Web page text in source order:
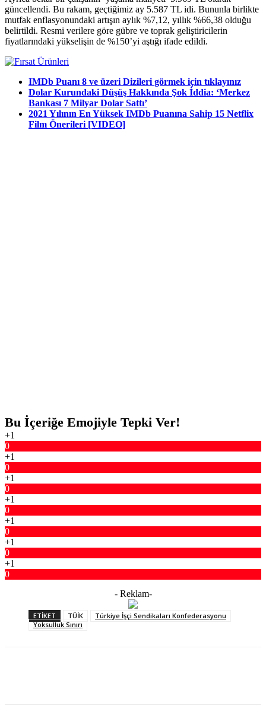
güncellendi. Bu rakam, geçtiğimiz ay 5.587 TL idi. Bununla birlikte
mutfak enflasyonundaki artışın aylık %7,12, yıllık %66,38 olduğu
belirtildi. Resmi verilere göre gübre ve toprak geliştiricilerin
fiyatlarındaki yükselişin de %150’yi aştığı ifade edildi.
IMDb Puanı 8 ve üzeri Dizileri görmek için tıklayınız
Dolar Kurundaki Düşüş Hakkında Şok İddia: ‘Merkez
Bankası 7 Milyar Dolar Sattı’
2021 Yılının En Yüksek IMDb Puanına Sahip 15 Netflix
Film Önerileri [VIDEO]
Bu İçeriğe Emojiyle Tepki Ver!
+1
0
+1
0
+1
0
+1
0
+1
0
+1
0
+1
0
- Reklam-
ETIKET TÜİK
Türkiye İşçi Sendikaları Konfederasyonu
Yoksulluk Sınırı